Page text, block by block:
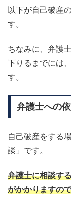
以下が自己破産
す。
ちなみに、弁護
下りるまでには
す。
弁護士への
自己破産をする
談」です。
弁護士に相談す
がかかりますの